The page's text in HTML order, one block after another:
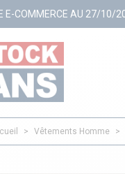
10/2025 + d'infos
> Vêtements Homme >